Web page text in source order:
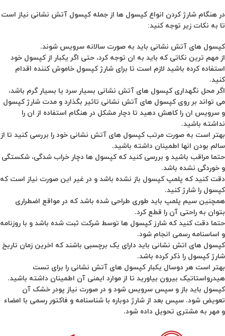
در هنگام شارژ کردن انواع کپسول ها از جمله کپسول آتش نشانی نیاز است
تا به نکات زیر توجه کنید:
کپسول های آتش نشانی باید به صورت سالانه سرویس شوند.
از مهم ترین نکاتی که باید به ان توجه کرد، حتی اگر یکبار از کپسول خود
استفاده کرده باشید لازم است تا برای شارژ کپسول خاموش کننده اقدام
کنید.
اگر محل نگهداری کپسول های آتش نشانی بسیار سرد یا بسیار گرم باشد،
می تواند بر روی کپسول های آتش نشانی تاثیر بگذارد و مدت شارژ کپسول
و سرویس ان را کاهش دهید تا دچار مشکل در هنگام استفاده از ان را
نداشته باشید.
بهتر است به صورت مرتب کپسول های آتش نشانی خود را بررسی کنید تا از
سالم بودن انها اطمینان داشته باشید.
حتما مراقب باشید و بررسی کنید که کپسول ها دچار خراب شدگی، شکستگی
و خوردگی نشده باشد.
دقت کنید که پلمپ کپسول باز نشده باشد و در غیر این صورت نیاز است که
کپسول را شارژ کنید.
همچنین سیم پلمپ باید طوری طراحی شده باشد که در مواقع اضطراری
بتوان به راحتی آن را قطع کرد.
حتما دقت کنید که شارز کپسول ها توسط شرکت ثبت شده باشد و با روزنامه
و اساسنامه رسمی انجام شود.
کپسول های اتش نشانی باید دارای یک برچسبی باشند که اخرین زمان تاریخ
شارژ کپسول را ذکر کرده باشد.
بهتر است هر دوسال یکبار کپسول های آتش نشانی را برای تست
هیدرواستاتیک بیرون بیاورید تا از موارد ایمنی آن اطمینان داشته باشید.
کپسول باید باز و سپس سرویس شود و در صورت نیاز پودر خشک آن
تعویض شود. سپس بعد از شارژ دوباره با شناسنامه و فاکتور رسمی با امضاء
و مهر به مشتری تحویل داده شود.